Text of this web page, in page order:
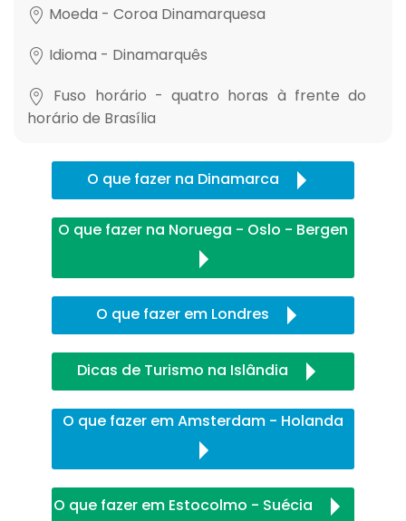
Moeda - Coroa Dinamarquesa
Idioma - Dinamarquês
Fuso horário - quatro horas à frente do
horário de Brasília
O que fazer na Dinamarca
O que fazer na Noruega - Oslo - Bergen
O que fazer em Londres
Dicas de Turismo na Islândia
O que fazer em Amsterdam - Holanda
O que fazer em Estocolmo - Suécia